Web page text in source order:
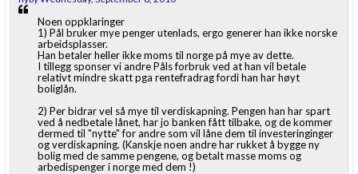
Noen oppklaringer
1) Pål bruker mye penger utenlads, ergo generer han ikke norske
arbeidsplasser.
Han betaler heller ikke moms til norge på mye av dette.
I tillegg sponser vi andre Påls forbruk ved at han vil betale
relativt mindre skatt pga rentefradrag fordi han har høyt
boliglån.
2) Per bidrar vel så mye til verdiskapning. Pengen han har spart
ved å nedbetale lånet, har jo banken fått tilbake, og de kommer
dermed til "nytte" for andre som vil låne dem til investeringinger
og verdiskapning. (Kanskje noen andre har rukket å bygge ny
bolig med de samme pengene, og betalt masse moms og
arbedispenger i norge med dem !)